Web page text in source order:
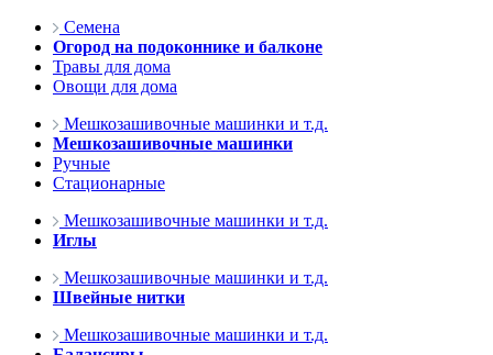
Семена
Огород на подоконнике и балконе
Травы для дома
Овощи для дома
Мешкозашивочные машинки и т.д.
Мешкозашивочные машинки
Ручные
Стационарные
Мешкозашивочные машинки и т.д.
Иглы
Мешкозашивочные машинки и т.д.
Швейные нитки
Мешкозашивочные машинки и т.д.